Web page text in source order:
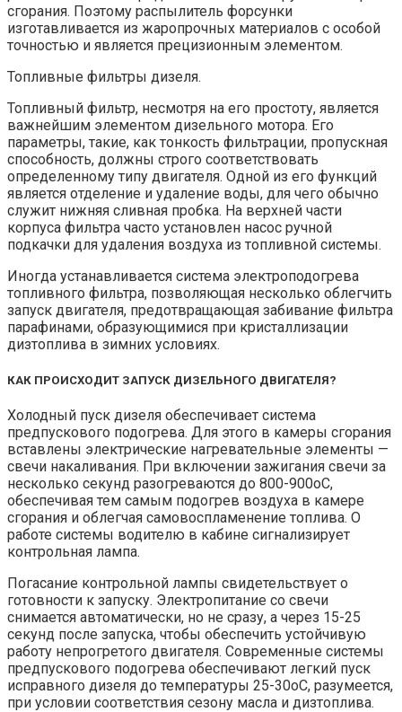
сгорания. Поэтому распылитель форсунки
изготавливается из жаропрочных материалов с особой
точностью и является прецизионным элементом.
Топливные фильтры дизеля.
Топливный фильтр, несмотря на его простоту, является
важнейшим элементом дизельного мотора. Его
параметры, такие, как тонкость фильтрации, пропускная
способность, должны строго соответствовать
определенному типу двигателя. Одной из его функций
является отделение и удаление воды, для чего обычно
служит нижняя сливная пробка. На верхней части
корпуса фильтра часто установлен насос ручной
подкачки для удаления воздуха из топливной системы.
Иногда устанавливается система электроподогрева
топливного фильтра, позволяющая несколько облегчить
запуск двигателя, предотвращающая забивание фильтра
парафинами, образующимися при кристаллизации
дизтоплива в зимних условиях.
КАК ПРОИСХОДИТ ЗАПУСК ДИЗЕЛЬНОГО ДВИГАТЕЛЯ?
Холодный пуск дизеля обеспечивает система
предпускового подогрева. Для этого в камеры сгорания
вставлены электрические нагревательные элементы —
свечи накаливания. При включении зажигания свечи за
несколько секунд разогреваются до 800-900оС,
обеспечивая тем самым подогрев воздуха в камере
сгорания и облегчая самовоспламенение топлива. О
работе системы водителю в кабине сигнализирует
контрольная лампа.
Погасание контрольной лампы свидетельствует о
готовности к запуску. Электропитание со свечи
снимается автоматически, но не сразу, а через 15-25
секунд после запуска, чтобы обеспечить устойчивую
работу непрогретого двигателя. Современные системы
предпускового подогрева обеспечивают легкий пуск
исправного дизеля до температуры 25-30оС, разумеется,
при условии соответствия сезону масла и дизтоплива.